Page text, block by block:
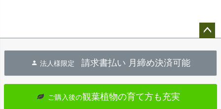
へ
法人様限定 請求書払い 月締め決済可能
ご購入後の観葉植物の育て方も充実